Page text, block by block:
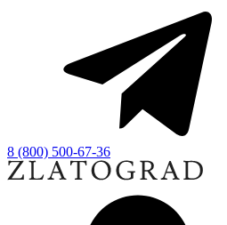
8 (800) 500-67-36